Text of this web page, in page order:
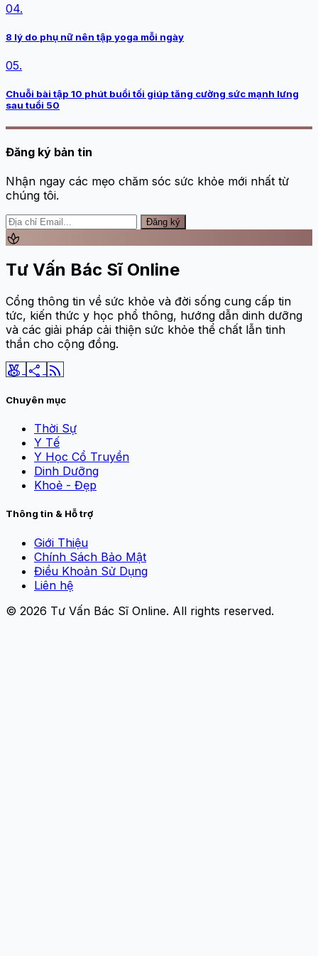
04.
8 lý do phụ nữ nên tập yoga mỗi ngày
05.
Chuỗi bài tập 10 phút buổi tối giúp tăng cường sức mạnh lưng
sau tuổi 50
Đăng ký bản tin
Nhận ngay các mẹo chăm sóc sức khỏe mới nhất từ
chúng tôi.
Đăng ký
spa
Tư Vấn Bác Sĩ Online
Cổng thông tin về sức khỏe và đời sống cung cấp tin
tức, kiến thức y học phổ thông, hướng dẫn dinh dưỡng
và các giải pháp cải thiện sức khỏe thể chất lẫn tinh
thần cho cộng đồng.
social_leaderboard share rss_feed
Chuyên mục
Thời Sự
Y Tế
Y Học Cổ Truyền
Dinh Dưỡng
Khoẻ - Đẹp
Thông tin & Hỗ trợ
Giới Thiệu
Chính Sách Bảo Mật
Điều Khoản Sử Dụng
Liên hệ
© 2026 Tư Vấn Bác Sĩ Online. All rights reserved.